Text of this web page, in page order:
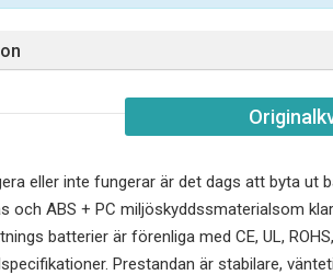
eller inte fungerar är det dags att byta ut
och ABS + PC miljöskyddssmaterialsom
batterier är förenliga med CE, UL,
Prestandan är stabilare,